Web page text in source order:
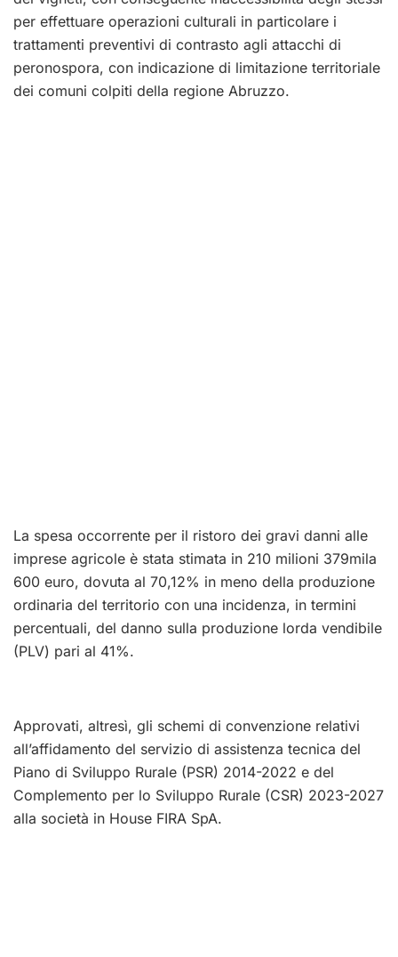
per effettuare operazioni culturali in particolare i
trattamenti preventivi di contrasto agli attacchi di
peronospora, con indicazione di limitazione territoriale
dei comuni colpiti della regione Abruzzo.
La spesa occorrente per il ristoro dei gravi danni alle
imprese agricole è stata stimata in 210 milioni 379mila
600 euro, dovuta al 70,12% in meno della produzione
ordinaria del territorio con una incidenza, in termini
percentuali, del danno sulla produzione lorda vendibile
(PLV) pari al 41%.
Approvati, altresì, gli schemi di convenzione relativi
all’affidamento del servizio di assistenza tecnica del
Piano di Sviluppo Rurale (PSR) 2014-2022 e del
Complemento per lo Sviluppo Rurale (CSR) 2023-2027
alla società in House FIRA SpA.